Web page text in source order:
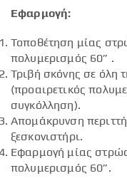
Εφαρμογή:
Τοποθέτηση μίας
πολυμερισμός 60” .
Τριβή σκόνης σε όλη
(προαιρετικός
συγκόλληση).
Απομάκρυνση
ξεσκονιστήρι.
Εφαρμογή μίας
πολυμερισμός 60”.